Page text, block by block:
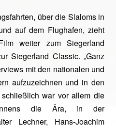
über die Slaloms in
auf dem Flughafen, zieht
weiter zum Siegerland
Siegerland Classic. „Ganz
mit den nationalen und
aufzuzeichnen und in den
war vor allem die
die Ära, in der
Lechner, Hans-Joachim